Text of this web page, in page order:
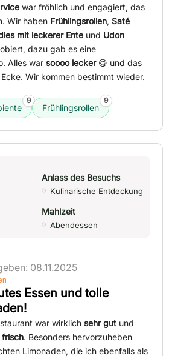
war fröhlich und engagiert, das
Wir haben Frühlingsrollen, Saté
mit leckerer Ente und Udon
dazu gab es eine
Alles war soooo lecker😋 und das
Wir kommen bestimmt wieder.
9
Frühlingsrollen
9
Anlass des Besuchs
Kulinarische Entdeckung
Mahlzeit
Abendessen
08.11.2025
Essen und tolle
war wirklich sehr gut und
frisch. Besonders hervorzuheben
Limonaden, die ich ebenfalls als